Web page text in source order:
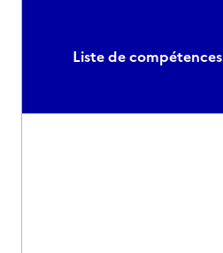
Liste de compétences